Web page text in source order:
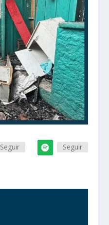
Seguir Seguir